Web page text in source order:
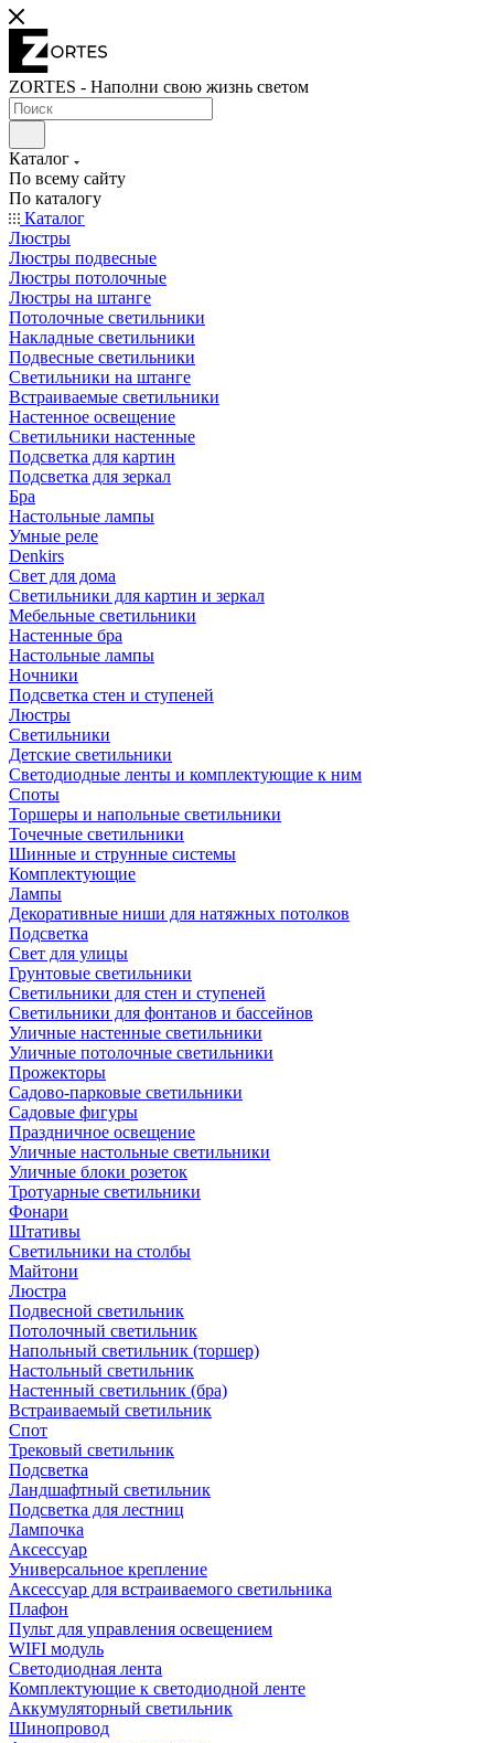
ZORTES - Наполни свою жизнь светом
Каталог
По всему сайту
По каталогу
Каталог
Люстры
Люстры подвесные
Люстры потолочные
Люстры на штанге
Потолочные светильники
Накладные светильники
Подвесные светильники
Светильники на штанге
Встраиваемые светильники
Настенное освещение
Светильники настенные
Подсветка для картин
Подсветка для зеркал
Бра
Настольные лампы
Умные реле
Denkirs
Свет для дома
Светильники для картин и зеркал
Мебельные светильники
Настенные бра
Настольные лампы
Ночники
Подсветка стен и ступеней
Люстры
Светильники
Детские светильники
Светодиодные ленты и комплектующие к ним
Споты
Торшеры и напольные светильники
Точечные светильники
Шинные и струнные системы
Комплектующие
Лампы
Декоративные ниши для натяжных потолков
Подсветка
Свет для улицы
Грунтовые светильники
Светильники для стен и ступеней
Светильники для фонтанов и бассейнов
Уличные настенные светильники
Уличные потолочные светильники
Прожекторы
Садово-парковые светильники
Садовые фигуры
Праздничное освещение
Уличные настольные светильники
Уличные блоки розеток
Тротуарные светильники
Фонари
Штативы
Светильники на столбы
Майтони
Люстра
Подвесной светильник
Потолочный светильник
Напольный светильник (торшер)
Настольный светильник
Настенный светильник (бра)
Встраиваемый светильник
Спот
Трековый светильник
Подсветка
Ландшафтный светильник
Подсветка для лестниц
Лампочка
Аксессуар
Универсальное крепление
Аксессуар для встраиваемого светильника
Плафон
Пульт для управления освещением
WIFI модуль
Светодиодная лента
Комплектующие к светодиодной ленте
Аккумуляторный светильник
Шинопровод